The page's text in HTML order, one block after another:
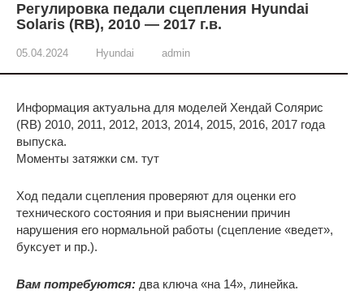
Регулировка педали сцепления Hyundai
Solaris (RB), 2010 — 2017 г.в.
05.04.2024 Hyundai admin
Информация актуальна для моделей Хендай Солярис
(RB) 2010, 2011, 2012, 2013, 2014, 2015, 2016, 2017 года
выпуска.
Моменты затяжки см. тут
Ход педали сцепления проверяют для оценки его
технического состояния и при выяснении причин
нарушения его нормальной работы (сцепление «ведет»,
буксует и пр.).
Вам потребуются: два ключа «на 14», линейка.